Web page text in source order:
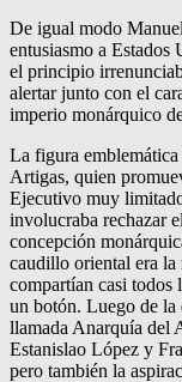
De igual modo
entusiasmo a Estados
el principio
alertar junto con el
imperio monárquico
La figura emblemática
Artigas, quien
Ejecutivo muy
involucraba rechazar
concepción
caudillo oriental era
compartían casi todos
un botón. Luego de la
llamada Anarquía del
Estanislao López y
pero también la